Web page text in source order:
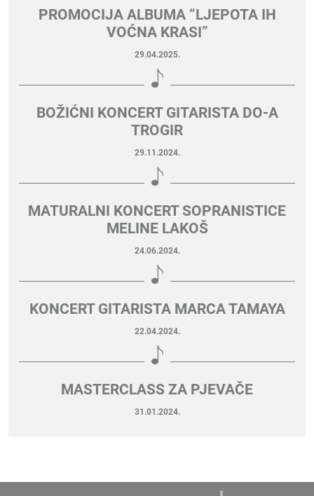
PROMOCIJA ALBUMA “LJEPOTA IH
VOĆNA KRASI”
29.04.2025.
BOŽIĆNI KONCERT GITARISTA DO-A
TROGIR
29.11.2024.
MATURALNI KONCERT SOPRANISTICE
MELINE LAKOŠ
24.06.2024.
KONCERT GITARISTA MARCA TAMAYA
22.04.2024.
MASTERCLASS ZA PJEVAČE
31.01.2024.